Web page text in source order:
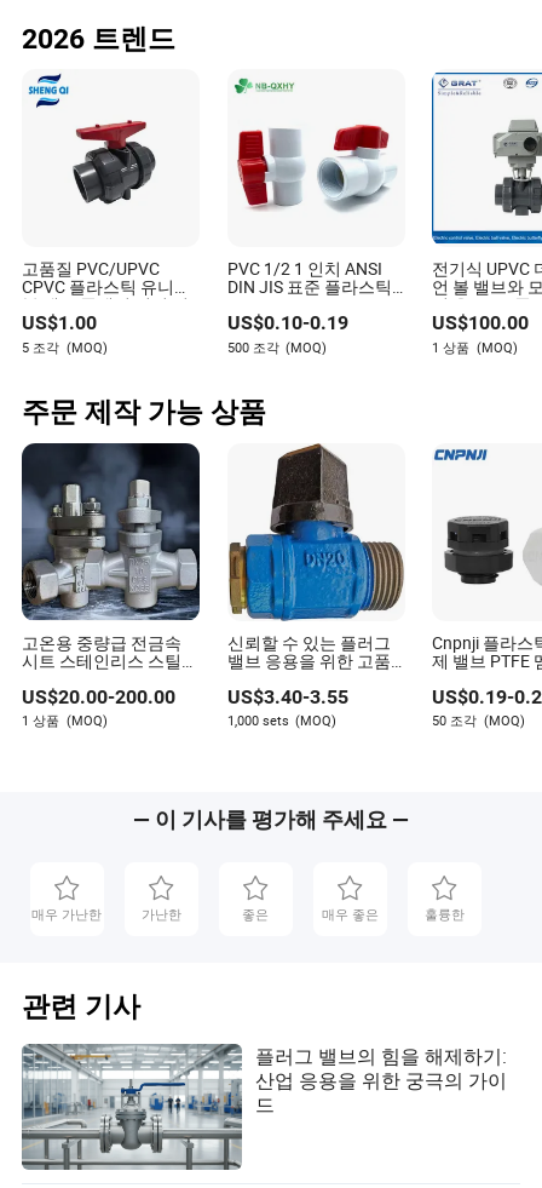
2026 트렌드
고품질 PVC/UPVC
CPVC 플라스틱 유니언
볼 밸브 플랜지 연결 기
능
US$1.00
5 조각 (MOQ)
PVC 1/2 1 인치 ANSI
DIN JIS 표준 플라스틱
Sch40 Sch80 물 공급용
나비 긴 손잡이 컴팩트
소켓 스레드 제어 볼 밸
US$0.10-0.19
500 조각 (MOQ)
전기식 UPVC
언 볼 밸브와
기 온/오프 플
디 산업용 수
학 유량 제어
US$100.00
1 상품 (MOQ)
주문 제작 가능 상품
고온용 중량급 전금속
시트 스테인리스 스틸
US$20.00-200.00
1 상품 (MOQ)
신뢰할 수 있는 플러그
밸브 응용을 위한 고품
US$3.40-3.55
1,000 sets (MOQ)
Cnpnji 플라스
제 밸브 PTFE
공기 배출 플
블 글랜드
US$0.19-
50 조각 (MOQ)
— 이 기사를 평가해 주세요 —
매우 가난한 가난한 좋은 매우 좋은 훌륭한
관련 기사
플러그 밸브의 힘을 해제하기:
산업 응용을 위한 궁극의 가이
드